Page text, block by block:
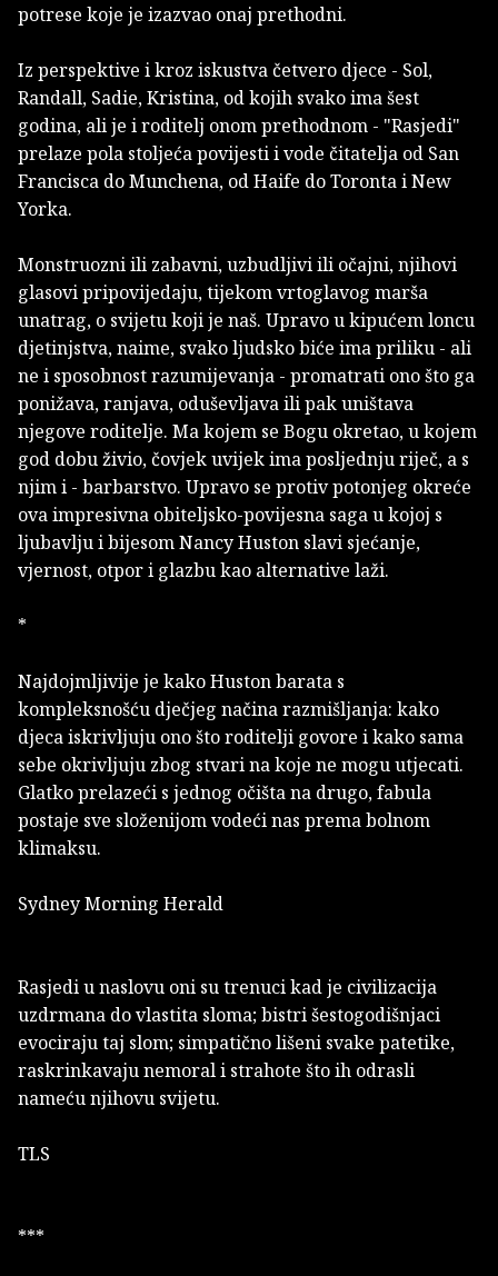
potrese koje je izazvao onaj prethodni.
Iz perspektive i kroz iskustva četvero djece - Sol,
Randall, Sadie, Kristina, od kojih svako ima šest
godina, ali je i roditelj onom prethodnom - "Rasjedi"
prelaze pola stoljeća povijesti i vode čitatelja od San
Francisca do Munchena, od Haife do Toronta i New
Yorka.
Monstruozni ili zabavni, uzbudljivi ili očajni, njihovi
glasovi pripovijedaju, tijekom vrtoglavog marša
unatrag, o svijetu koji je naš. Upravo u kipućem loncu
djetinjstva, naime, svako ljudsko biće ima priliku - ali
ne i sposobnost razumijevanja - promatrati ono što ga
ponižava, ranjava, oduševljava ili pak uništava
njegove roditelje. Ma kojem se Bogu okretao, u kojem
god dobu živio, čovjek uvijek ima posljednju riječ, a s
njim i - barbarstvo. Upravo se protiv potonjeg okreće
ova impresivna obiteljsko-povijesna saga u kojoj s
ljubavlju i bijesom Nancy Huston slavi sjećanje,
vjernost, otpor i glazbu kao alternative laži.
*
Najdojmljivije je kako Huston barata s
kompleksnošću dječjeg načina razmišljanja: kako
djeca iskrivljuju ono što roditelji govore i kako sama
sebe okrivljuju zbog stvari na koje ne mogu utjecati.
Glatko prelazeći s jednog očišta na drugo, fabula
postaje sve složenijom vodeći nas prema bolnom
klimaksu.
Sydney Morning Herald
Rasjedi u naslovu oni su trenuci kad je civilizacija
uzdrmana do vlastita sloma; bistri šestogodišnjaci
evociraju taj slom; simpatično lišeni svake patetike,
raskrinkavaju nemoral i strahote što ih odrasli
nameću njihovu svijetu.
TLS
***